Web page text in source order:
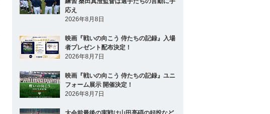
応え
2026年8月8日
映画『戦いの向こう 侍たちの記録』入場
者プレゼント配布決定！
2026年8月7日
映画『戦いの向こう 侍たちの記録』ユニ
フォーム展示 開催決定！
2026年8月7日